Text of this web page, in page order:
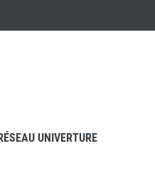
UNIVERTURE